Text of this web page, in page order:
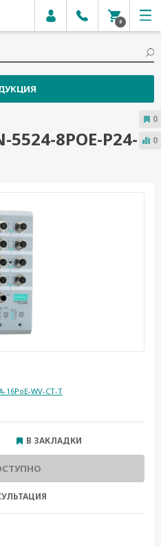
0
8POE-P24-
16PoE-WV-CT-T
В ЗАКЛАДКИ
0
0